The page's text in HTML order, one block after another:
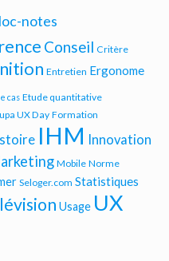
notes
Conseil Critère
Entretien Ergonome
cas Etude quantitative
UX DayFormation
IHM Innovation
Mobile Norme
Seloger.com Statistiques
Usage UX